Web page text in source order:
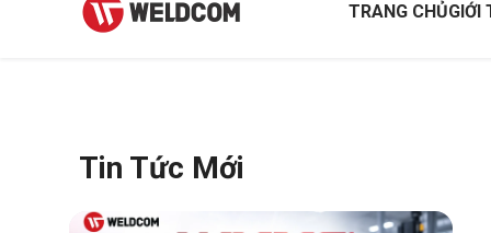
TRANG CHỦGIỚI
Tin Tức Mới